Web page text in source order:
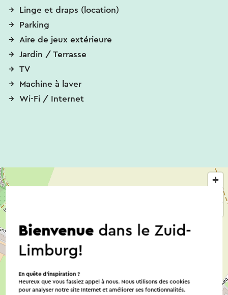
Linge et draps (location)
Parking
Aire de jeux extérieure
Jardin / Terrasse
TV
Machine à laver
Wi-Fi / Internet
Bienvenuedans le Zuid-
Limburg!
En quête d’inspiration ?
Heureux que vous fassiez appel à nous. Nous utilisons des cookies
pour analyser notre site Internet et améliorer ses fonctionnalités.